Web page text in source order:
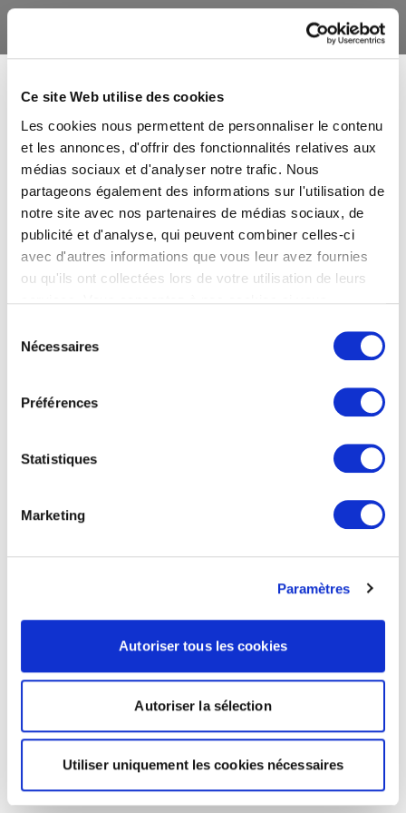
Ce site Web utilise des cookies
Les cookies nous permettent de personnaliser le contenu
et les annonces, d'offrir des fonctionnalités relatives aux
médias sociaux et d'analyser notre trafic. Nous
partageons également des informations sur l'utilisation de
notre site avec nos partenaires de médias sociaux, de
publicité et d'analyse, qui peuvent combiner celles-ci
avec d'autres informations que vous leur avez fournies
ou qu'ils ont collectées lors de votre utilisation de leurs
Nécessaires
Préférences
Statistiques
Marketing
Paramètres
Autoriser tous les cookies
Autoriser la sélection
Utiliser uniquement les cookies nécessaires